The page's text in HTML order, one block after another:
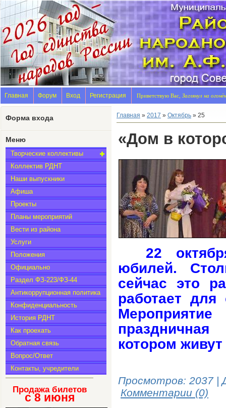
Главная Форум Вход Регистрация Приветствую Вас, Заглянул на огонёк
Форма входа
Меню
Творческие коллективы
Коллектив РДНТ
Наши выпускники
Афиша
Проекты
Планы мероприятий
Вести из района
Услуги
Положения
Официально
Раздел ФЗ-223/ФЗ-44
Антикоррупционная политика
Конфиденциальность
История РДНТ
Как проехать
Обратная связь
Вопрос/Ответ
Контакты, учредители
Продажа билетов
с 8 июня
Главная » 2017 » Октябрь » 25
«Дом в
22
юбилей.
сейчас это
работает для
котором
Просмотров: 2037 |
Комментарии (0)